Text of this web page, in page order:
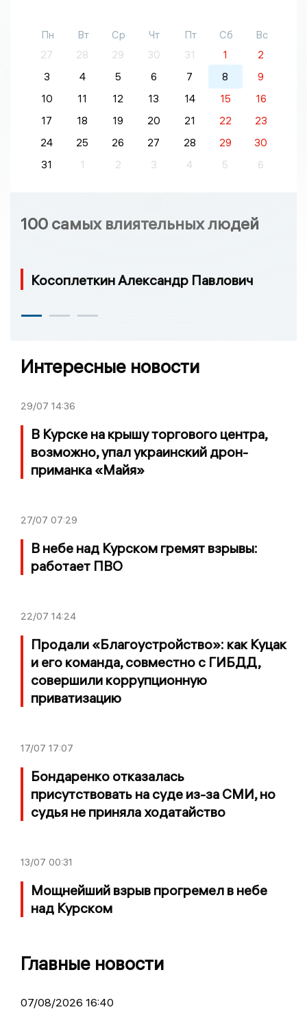
Пн Вт Ср Чт Пт Сб
Вс
27
28 29 30 31 1
2
3
4 5 6 7 8
9
10
11 12 13 14 15
16
17
18 19 20 21 22
23
24
25 26 27 28 29
30
31
1 2 3 4 5 6
100 самых влиятельных людей
Косоплеткин Александр Павлович
Интересные новости
29/07 14:36
В Курске на крышу торгового центра,
возможно, упал украинский дрон-
приманка «Майя»
27/07 07:29
В небе над Курском гремят взрывы:
работает ПВО
22/07 14:24
Продали «Благоустройство»: как Куцак
и его команда, совместно с ГИБДД,
совершили коррупционную
приватизацию
17/07 17:07
Бондаренко отказалась
присутствовать на суде из-за СМИ, но
судья не приняла ходатайство
13/07 00:31
Мощнейший взрыв прогремел в небе
над Курском
Главные новости
07/08/2026 16:40